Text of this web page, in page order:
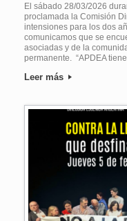
El sábado 28/03/2026
proclamada la Comisión
intensiones para los dos
comunicamos que se
asociadas y de la
permanente. “APDEA
Leer más